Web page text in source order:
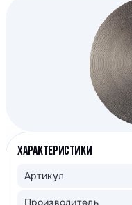
ХАРАКТЕРИСТИКИ
Артикул
Производитель